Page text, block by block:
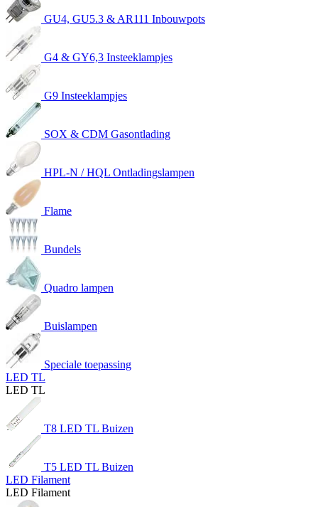
GU4, GU5.3 & AR111 Inbouwpots
G4 & GY6,3 Insteeklampjes
G9 Insteeklampjes
SOX & CDM Gasontlading
HPL-N / HQL Ontladingslampen
Flame
Bundels
Quadro lampen
Buislampen
Speciale toepassing
LED TL
LED TL
T8 LED TL Buizen
T5 LED TL Buizen
LED Filament
LED Filament